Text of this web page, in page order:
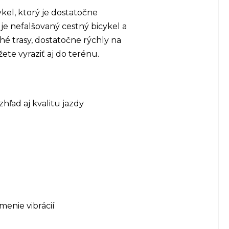
ktorý je dostatočne
nefalšovaný cestný bicykel a
trasy, dostatočne rýchly na
vyraziť aj do terénu.
aj kvalitu jazdy
vibrácií